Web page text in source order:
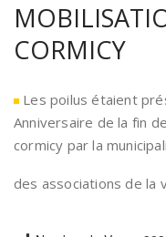
CORMICY
Les poilus étaient
Anniversaire de la fin
cormicy par la
des associations de la